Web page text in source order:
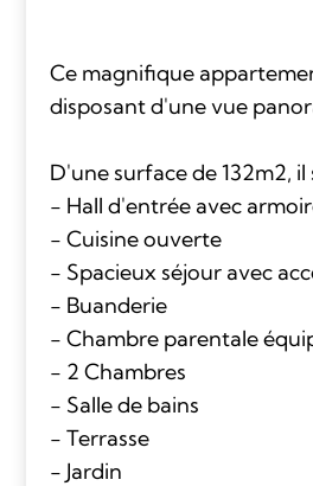
Ce magnifique
disposant d'une vue
D'une surface de 132m2,
- Hall d'entrée avec
- Cuisine ouverte
- Spacieux séjour avec
- Buanderie
- Chambre parentale
- 2 Chambres
- Salle de bains
- Terrasse
- Jardin